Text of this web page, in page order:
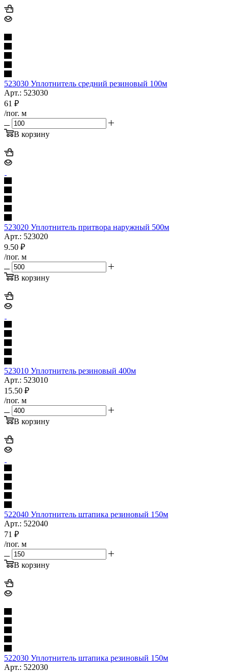
523030 Уплотнитель средний резиновый 100м
Арт.: 523030
61 ₽
/пог. м
В корзину
523020 Уплотнитель притвора наружный 500м
Арт.: 523020
9.50 ₽
/пог. м
В корзину
523010 Уплотнитель резиновый 400м
Арт.: 523010
15.50 ₽
/пог. м
В корзину
522040 Уплотнитель штапика резиновый 150м
Арт.: 522040
71 ₽
/пог. м
В корзину
522030 Уплотнитель штапика резиновый 150м
Арт.: 522030